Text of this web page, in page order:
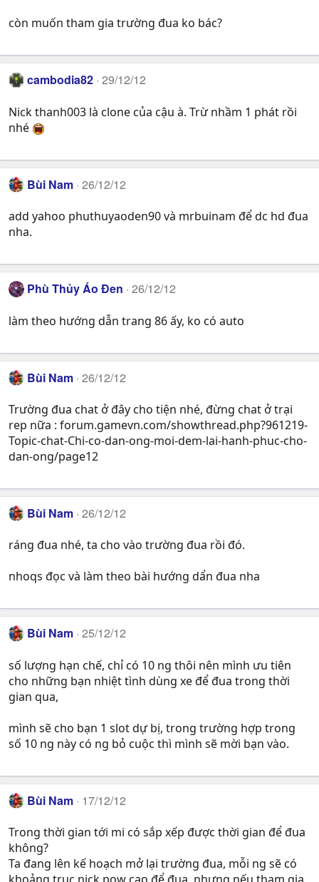
còn muốn tham gia trường đua ko bác?
cambodia82 29/12/12
Nick thanh003 là clone của cậu à. Trừ nhầm 1 phát rồi
nhé
Bùi Nam 26/12/12
add yahoo phuthuyaoden90 và mrbuinam để dc hd đua
nha.
Phù Thủy Áo Đen 26/12/12
làm theo hướng dẫn trang 86 ấy, ko có auto
Bùi Nam 26/12/12
Trường đua chat ở đây cho tiện nhé, đừng chat ở trại
rep nữa : forum.gamevn.com/showthread.php?961219-
Topic-chat-Chi-co-dan-ong-moi-dem-lai-hanh-phuc-cho-
dan-ong/page12
Bùi Nam 26/12/12
ráng đua nhé, ta cho vào trường đua rồi đó.
nhoqs đọc và làm theo bài hướng dẩn đua nha
Bùi Nam 25/12/12
số lượng hạn chế, chỉ có 10 ng thôi nên mình ưu tiên
cho những bạn nhiệt tình dùng xe để đua trong thời
gian qua,
mình sẽ cho bạn 1 slot dự bị, trong trường hợp trong
số 10 ng này có ng bỏ cuộc thì mình sẽ mời bạn vào.
Bùi Nam 17/12/12
Trong thời gian tới mi có sắp xếp được thời gian để đua
không?
Ta đang lên kế hoạch mở lại trường đua, mỗi ng sẽ có